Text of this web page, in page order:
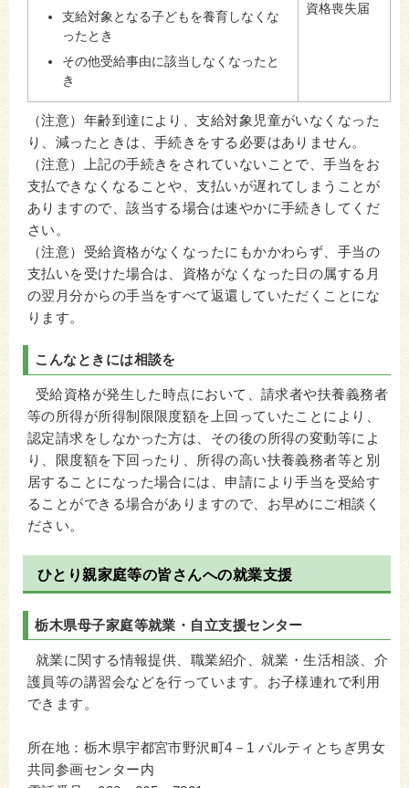
支給対象となる子どもを養育しなくな
ったとき
その他受給事由に該当しなくなったと
き
資格喪失届
（注意）年齢到達により、支給対象児童がいなくなった
り、減ったときは、手続きをする必要はありません。
（注意）上記の手続きをされていないことで、手当をお
支払できなくなることや、支払いが遅れてしまうことが
ありますので、該当する場合は速やかに手続きしてくだ
さい。
（注意）受給資格がなくなったにもかかわらず、手当の
支払いを受けた場合は、資格がなくなった日の属する月
の翌月分からの手当をすべて返還していただくことにな
ります。
こんなときには相談を
受給資格が発生した時点において、請求者や扶養義務者
等の所得が所得制限限度額を上回っていたことにより、
認定請求をしなかった方は、その後の所得の変動等によ
り、限度額を下回ったり、所得の高い扶養義務者等と別
居することになった場合には、申請により手当を受給す
ることができる場合がありますので、お早めにご相談く
ださい。
ひとり親家庭等の皆さんへの就業支援
栃木県母子家庭等就業・自立支援センター
就業に関する情報提供、職業紹介、就業・生活相談、介
護員等の講習会などを行っています。お子様連れで利用
できます。
所在地：栃木県宇都宮市野沢町4－1 パルティとちぎ男女
共同参画センター内